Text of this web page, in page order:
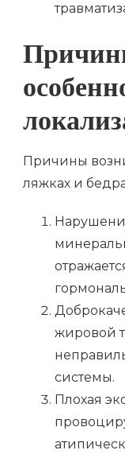
Причины
ляжках и
жировой
системы.
Плохая